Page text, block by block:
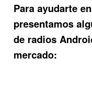
Para ayudarte
presentamos
de radios
mercado: